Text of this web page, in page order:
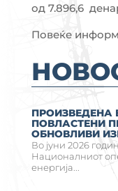
од 7.896,6
Повеќе
ПРОИЗВЕДЕНА
ПОВЛАСТЕНИ
ОБНОВЛИВИ
Во јуни 2026
Националниот
енергија...